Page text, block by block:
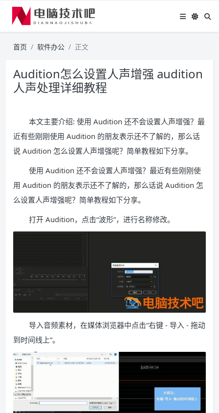
首页 软件办公 正文
Audition怎么设置人声增强 audition
人声处理详细教程
本文主要介绍: 使用 Audition 还不会设置人声增强？最
近有些刚刚使用 Audition 的朋友表示还不了解的，那么话
说 Audition 怎么设置人声增强呢？简单教程如下分享。
使用 Audition 还不会设置人声增强？最近有些刚刚使
用 Audition 的朋友表示还不了解的，那么话说 Audition 怎
么设置人声增强呢？简单教程如下分享。
打开 Audition，点击“波形”，进行名称修改。
导入音频素材，在媒体浏览器中点击“右键 - 导入 - 拖动
到时间线上”。